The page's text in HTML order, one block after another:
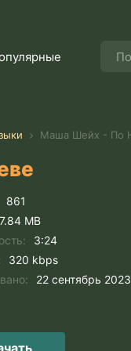
Маша Шейх - По
861
7.84 MB
3:24
320 kbps
22 сентябрь 2023